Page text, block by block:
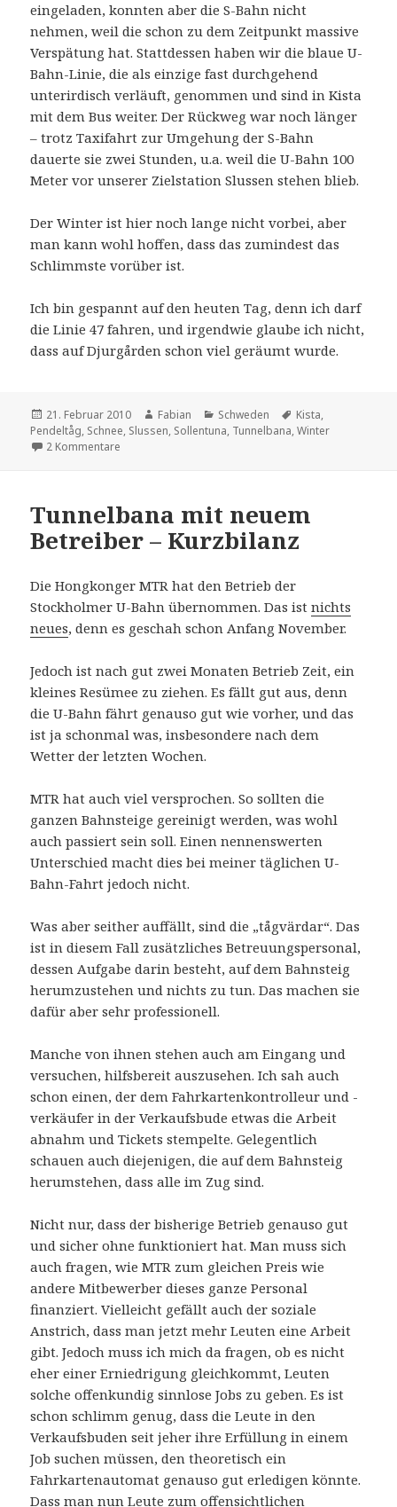
eingeladen, konnten aber die S-Bahn nicht
nehmen, weil die schon zu dem Zeitpunkt massive
Verspätung hat. Stattdessen haben wir die blaue U-
Bahn-Linie, die als einzige fast durchgehend
unterirdisch verläuft, genommen und sind in Kista
mit dem Bus weiter. Der Rückweg war noch länger
– trotz Taxifahrt zur Umgehung der S-Bahn
dauerte sie zwei Stunden, u.a. weil die U-Bahn 100
Meter vor unserer Zielstation Slussen stehen blieb.
Der Winter ist hier noch lange nicht vorbei, aber
man kann wohl hoffen, dass das zumindest das
Schlimmste vorüber ist.
Ich bin gespannt auf den heuten Tag, denn ich darf
die Linie 47 fahren, und irgendwie glaube ich nicht,
dass auf Djurgården schon viel geräumt wurde.
Veröffentlicht
am
21. Februar 2010 Autor
Fabian Kategorien
Schweden Schlagwörter
Kista,
Pendeltåg, Schnee, Slussen, Sollentuna, Tunnelbana,Winter
2 Kommentare
Tunnelbana mit neuem
Betreiber – Kurzbilanz
Die Hongkonger MTR hat den Betrieb der
Stockholmer U-Bahn übernommen. Das istnichts
neues, denn es geschah schon Anfang November.
Jedoch ist nach gut zwei Monaten Betrieb Zeit, ein
kleines Resümee zu ziehen. Es fällt gut aus, denn
die U-Bahn fährt genauso gut wie vorher, und das
ist ja schonmal was, insbesondere nach dem
Wetter der letzten Wochen.
MTR hat auch viel versprochen. So sollten die
ganzen Bahnsteige gereinigt werden, was wohl
auch passiert sein soll. Einen nennenswerten
Unterschied macht dies bei meiner täglichen U-
Bahn-Fahrt jedoch nicht.
Was aber seither auffällt, sind die „tågvärdar“. Das
ist in diesem Fall zusätzliches Betreuungspersonal,
dessen Aufgabe darin besteht, auf dem Bahnsteig
herumzustehen und nichts zu tun. Das machen sie
dafür aber sehr professionell.
Manche von ihnen stehen auch am Eingang und
versuchen, hilfsbereit auszusehen. Ich sah auch
schon einen, der dem Fahrkartenkontrolleur und -
verkäufer in der Verkaufsbude etwas die Arbeit
abnahm und Tickets stempelte. Gelegentlich
schauen auch diejenigen, die auf dem Bahnsteig
herumstehen, dass alle im Zug sind.
Nicht nur, dass der bisherige Betrieb genauso gut
und sicher ohne funktioniert hat. Man muss sich
auch fragen, wie MTR zum gleichen Preis wie
andere Mitbewerber dieses ganze Personal
finanziert. Vielleicht gefällt auch der soziale
Anstrich, dass man jetzt mehr Leuten eine Arbeit
gibt. Jedoch muss ich mich da fragen, ob es nicht
eher einer Erniedrigung gleichkommt, Leuten
solche offenkundig sinnlose Jobs zu geben. Es ist
schon schlimm genug, dass die Leute in den
Verkaufsbuden seit jeher ihre Erfüllung in einem
Job suchen müssen, den theoretisch ein
Fahrkartenautomat genauso gut erledigen könnte.
Dass man nun Leute zum offensichtlichen